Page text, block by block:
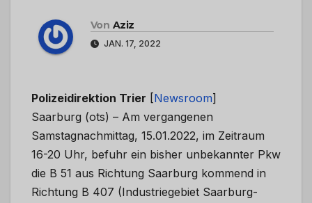
Von Aziz
JAN. 17, 2022
Polizeidirektion Trier [Newsroom]
Saarburg (ots) – Am vergangenen
Samstagnachmittag, 15.01.2022, im Zeitraum
16-20 Uhr, befuhr ein bisher unbekannter Pkw
die B 51 aus Richtung Saarburg kommend in
Richtung B 407 (Industriegebiet Saarburg-